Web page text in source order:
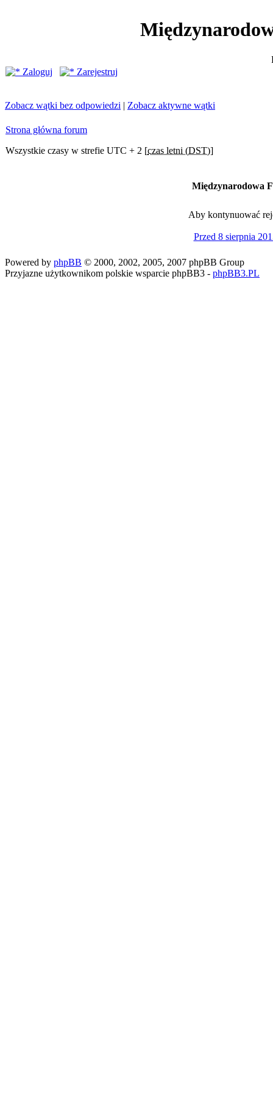
Zaloguj
Zarejestruj
Zobacz wątki bez odpowiedzi | Zobacz aktywne wątki
Strona główna forum
Wszystkie czasy w strefie UTC + 2 [czas letni (DST)]
Międzynarodowa
Aby kontynuować
Przed 8 sierpnia
Powered by phpBB © 2000, 2002, 2005, 2007 phpBB Group
Przyjazne użytkownikom polskie wsparcie phpBB3 - phpBB3.PL